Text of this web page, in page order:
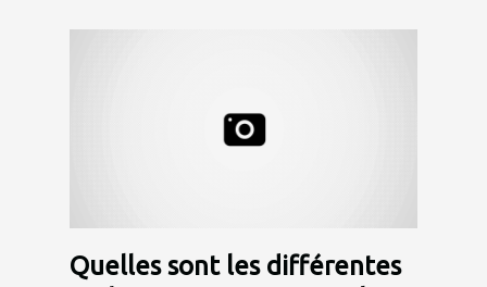
Quelles sont les différentes